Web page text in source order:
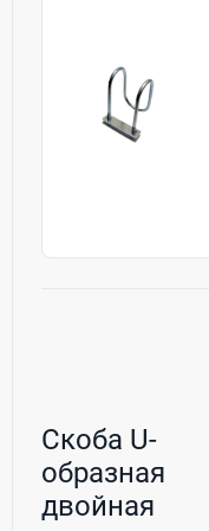
Скоба U-
образная
двойная